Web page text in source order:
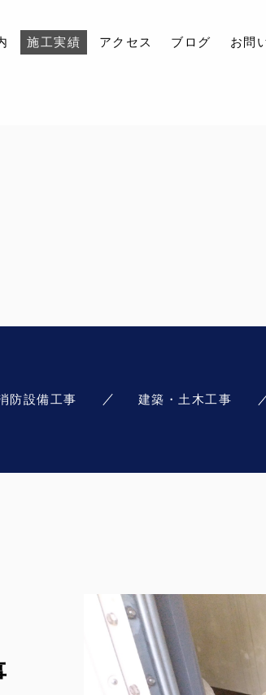
施工実績 アクセス ブログ お問
採用情報
防設備工事 建築・土木工事